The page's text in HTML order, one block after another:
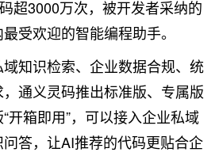
超3000万次，被开发者采纳的
受欢迎的智能编程助手。
知识检索、企业数据合规、统
通义灵码推出标准版、专属版
开箱即用”，可以接入企业私域
答，让AI推荐的代码更贴合企